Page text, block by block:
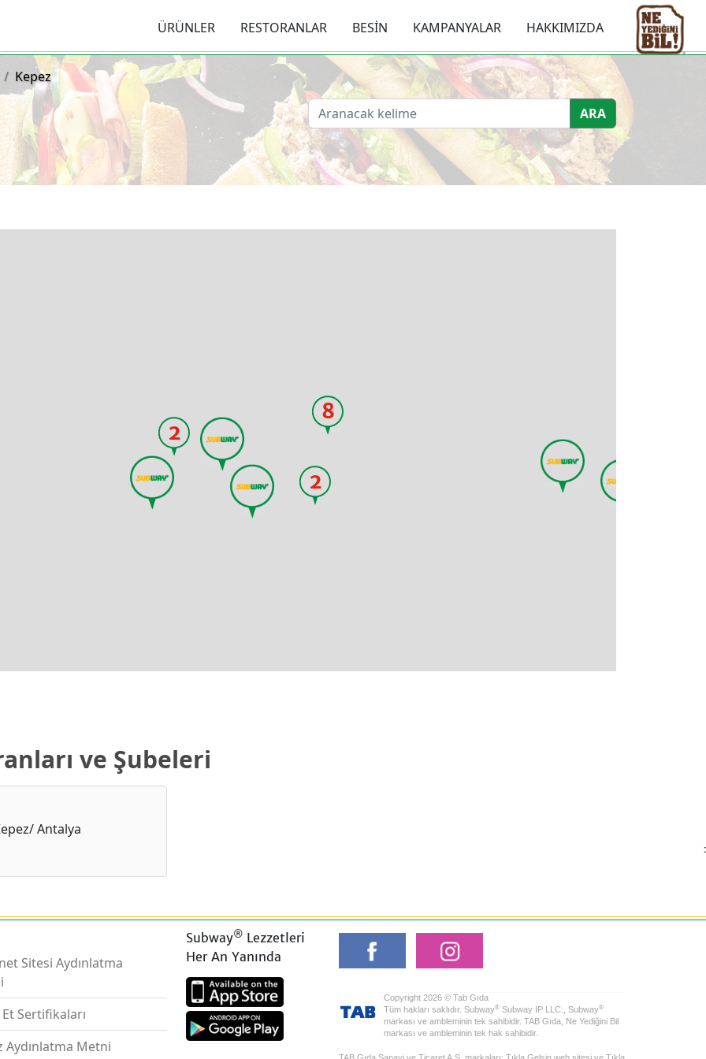
ÜRÜNLER RESTORANLAR BESİN KAMPANYALAR HAKKIMIZDA
Kepez
ARA
2
2
8
ve Şubeleri
Antalya
Sitesi Aydınlatma
Sertifikaları
Aydınlatma Metni
Subway® Lezzetleri
Her An Yanında
Copyright 2026 © Tab Gıda
Tüm hakları saklıdır. Subway® Subway IP LLC., Subway®
markası ve ambleminin tek sahibidir. TAB Gıda, Ne Yediğini Bil
markası ve ambleminin tek hak sahibidir.